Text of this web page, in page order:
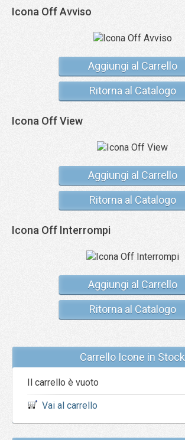
Icona Off Avviso
Aggiungi al Carrello
Ritorna al Catalogo
Icona Off View
Aggiungi al Carrello
Ritorna al Catalogo
Icona Off Interrompi
Aggiungi al Carrello
Ritorna al Catalogo
Carrello Icone in Stock
Il carrello è vuoto
Vai al carrello